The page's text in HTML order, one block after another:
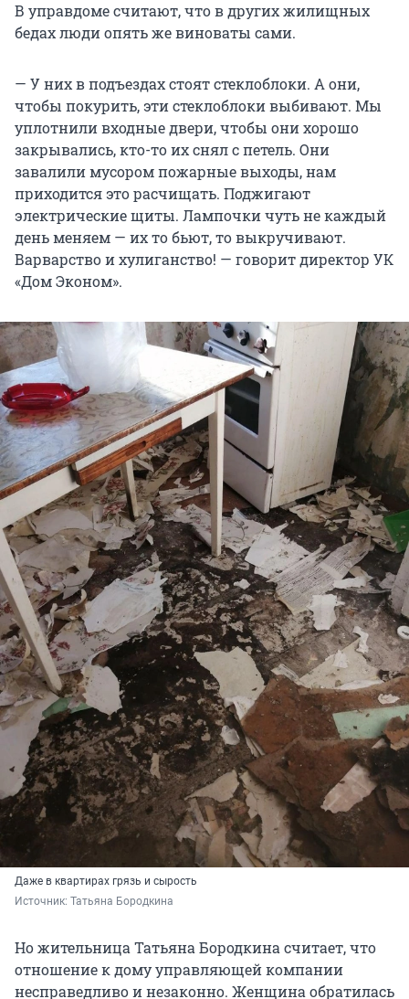
В управдоме считают, что в других жилищных
бедах люди опять же виноваты сами.
— У них в подъездах стоят стеклоблоки. А они,
чтобы покурить, эти стеклоблоки выбивают. Мы
уплотнили входные двери, чтобы они хорошо
закрывались, кто-то их снял с петель. Они
завалили мусором пожарные выходы, нам
приходится это расчищать. Поджигают
электрические щиты. Лампочки чуть не каждый
день меняем — их то бьют, то выкручивают.
Варварство и хулиганство! — говорит директор УК
«Дом Эконом».
Даже в квартирах грязь и сырость
Источник: Татьяна Бородкина
Но жительница Татьяна Бородкина считает, что
отношение к дому управляющей компании
несправедливо и незаконно. Женщина обратилась